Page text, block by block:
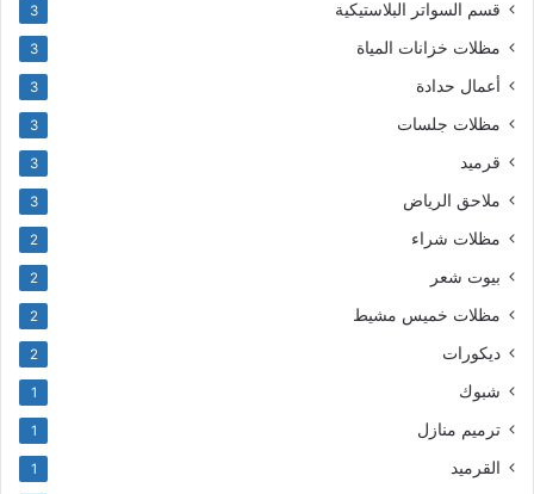
قسم السواتر البلاستيكية 3
مظلات خزانات المياة 3
أعمال حدادة 3
مظلات جلسات 3
قرميد 3
ملاحق الرياض 3
مظلات شراء 2
بيوت شعر 2
مظلات خميس مشيط 2
ديكورات 2
شبوك 1
ترميم منازل 1
القرميد 1